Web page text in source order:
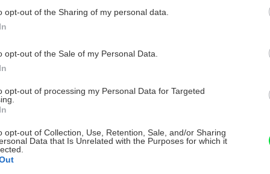
opt-out of the Sharing of my personal data.
opt-out of the Sale of my Personal Data.
opt-out of processing my Personal Data for Targeted
opt-out of Collection, Use, Retention, Sale, and/or Sharing
Data that Is Unrelated with the Purposes for which it
spotrebou náteru, čo znižuje náklady na
plochami strávite menej času, ako
prchavé organické látky,
kvalitnú vnútornú klímu